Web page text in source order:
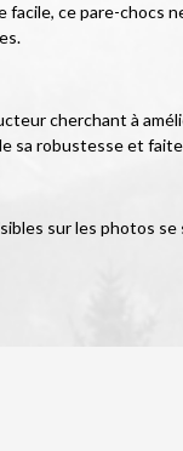
ce pare-chocs
cherchant à
robustesse et
sur les photos